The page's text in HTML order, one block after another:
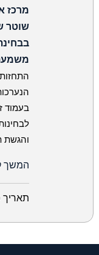
מרכז
שוטר
בעמוד
והגשת
המשך